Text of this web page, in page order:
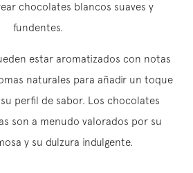
chocolates blancos suaves y
fundentes.
estar aromatizados con notas
naturales para añadir un toque
perfil de sabor. Los chocolates
son a menudo valorados por su
y su dulzura indulgente.